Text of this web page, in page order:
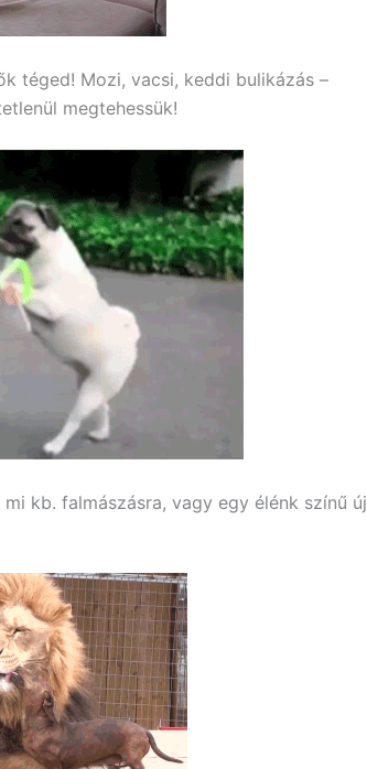
téged! Mozi, vacsi, keddi bulikázás –
megtehessük!
kb. falmászásra, vagy egy élénk színű új